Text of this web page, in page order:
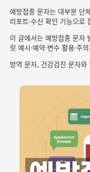
예방접종 문자는 대부분 단
리포트·수신 확인 기능으로
이 글에서는 예방접종 문자
릿 예시·예약·변수 활용·주
방역 문자, 건강검진 문자와